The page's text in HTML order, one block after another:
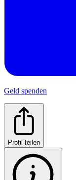
Geld spenden
Profil teilen